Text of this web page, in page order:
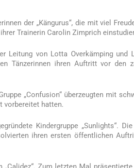
der „Kängurus“, die mit viel
Trainerin Carolin Zimprich
Leitung von Lotta Overkämping und
Tänzerinnen ihren Auftritt vor den
„Confusion“ überzeugten mit
vorbereitet hatten.
Kindergruppe „Sunlights“.
ihren ersten öffentlichen